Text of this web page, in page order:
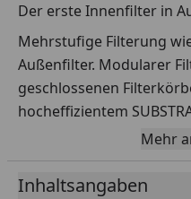
Der erste Innenfilter in
Mehrstufige Filterung
Außenfilter. Modularer
geschlossenen
hocheffizientem
einem Ansaugkorb mit
mechanisch-biologische
-NEU: inklusive Power-
Mehr
Inhaltsangaben